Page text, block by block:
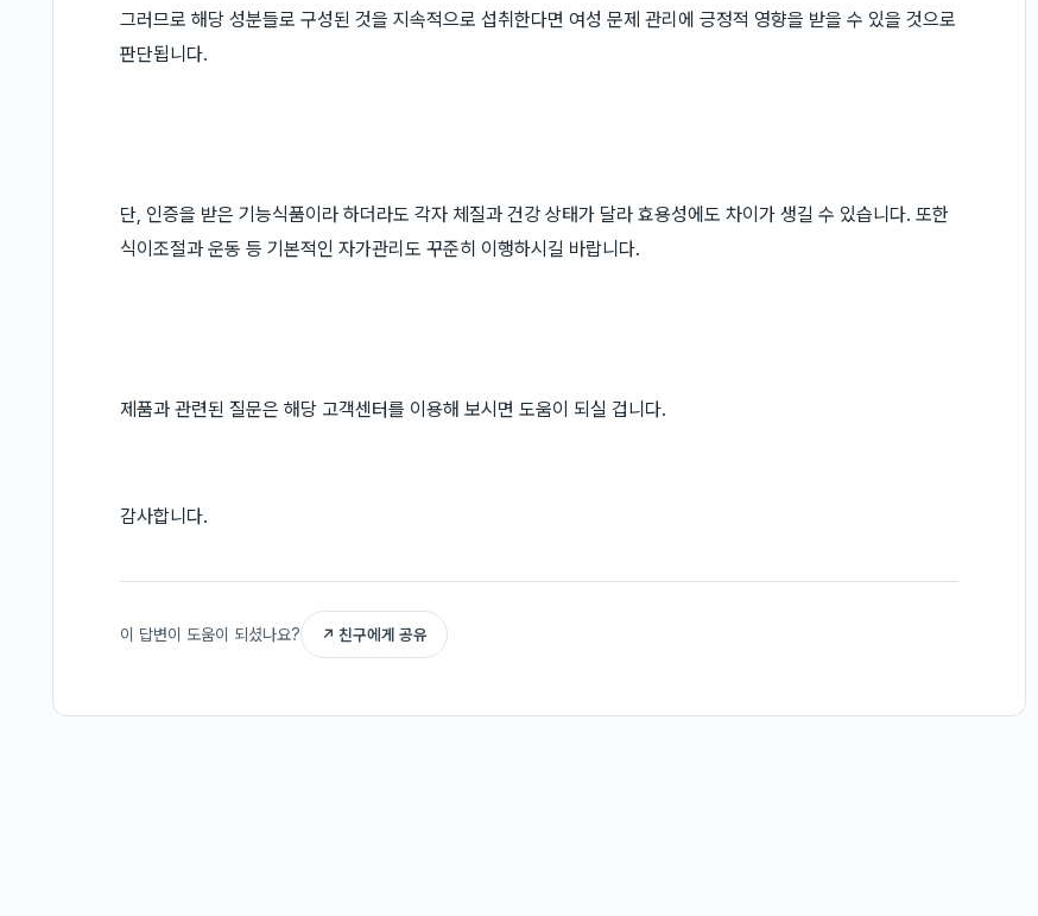
그러므로 해당 성분들로 구성된 것을 지속적으로 섭취한다면 여성 문제 관리에 긍정적 영향을 받을 수 있을 것으로
판단됩니다.
단, 인증을 받은 기능식품이라 하더라도 각자 체질과 건강 상태가 달라 효용성에도 차이가 생길 수 있습니다. 또한
식이조절과 운동 등 기본적인 자가관리도 꾸준히 이행하시길 바랍니다.
제품과 관련된 질문은 해당 고객센터를 이용해 보시면 도움이 되실 겁니다.
감사합니다.
이 답변이 도움이 되셨나요? ↗ 친구에게 공유